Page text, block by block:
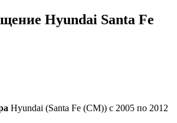
Hyundai Santa Fe
Hyundai (Santa Fe (CM)) с 2005 по 2012